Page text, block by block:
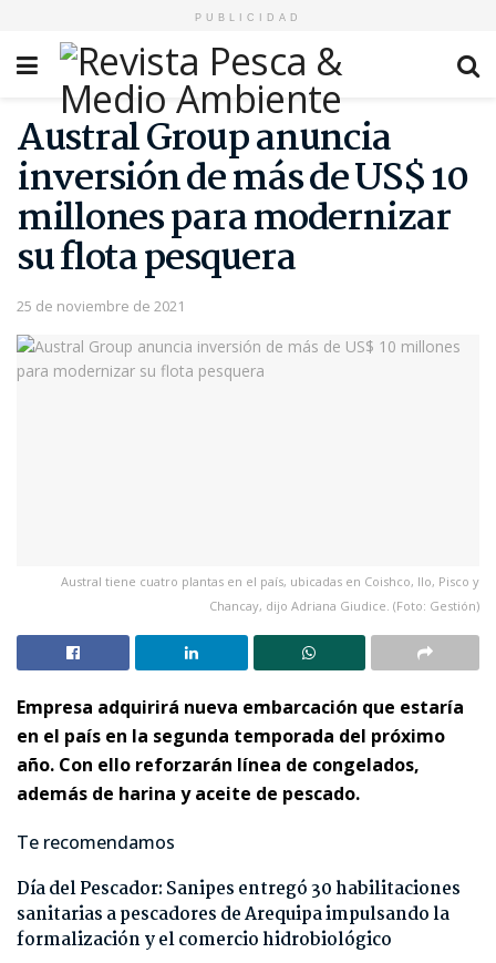
PUBLICIDAD
Austral Group anuncia
inversión de más de US$ 10
millones para modernizar
su flota pesquera
25 de noviembre de 2021
Austral tiene cuatro plantas en el país, ubicadas en Coishco, Ilo, Pisco y
Chancay, dijo Adriana Giudice. (Foto: Gestión)
Empresa adquirirá nueva embarcación que estaría
en el país en la segunda temporada del próximo
año. Con ello reforzarán línea de congelados,
además de harina y aceite de pescado.
Te recomendamos
Día del Pescador: Sanipes entregó 30 habilitaciones
sanitarias a pescadores de Arequipa impulsando la
formalización y el comercio hidrobiológico